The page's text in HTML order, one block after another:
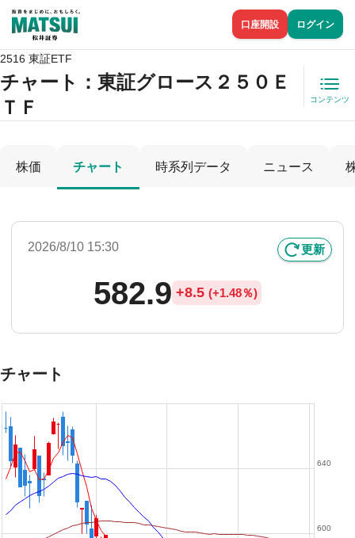
口座開設 ログイン
2516 東証ETF
チャート： 東証グロース２５０Ｅ
ＴＦ
コンテンツ
株価 チャート 時系列データ ニュース
2026/8/10 15:30 更新
582.9 +8.5 (+1.48％)
チャート
600
640